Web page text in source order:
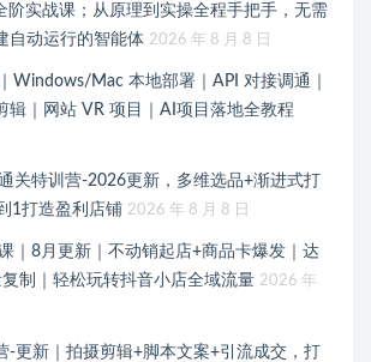
阶实战课；从原理到实操全程手把手，无需
自动运行的智能体 2026 年 8 月 8 日
Windows/Mac 本地部署｜API 对接调通｜
辑｜网站 VR 项目｜AI项目落地全教程
关特训营-2026更新，多维选品+渐进式打
1打造盈利店铺 2026 年 8 月 8 日
｜8月更新｜不动销起店+商品卡爆发｜达
制｜轻松玩转抖音小店全域流量 2026 年
-更新｜拍摄剪辑+脚本文案+引流成交，打